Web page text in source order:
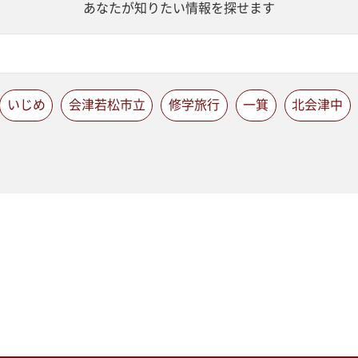
あなたが知りたい情報を探せます
いじめ 会津若松市立 修学旅行 一箕 北会津中